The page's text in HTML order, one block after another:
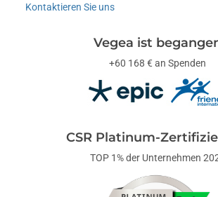
Kontaktieren Sie uns
Vegea ist
+60 168 € an Spenden
CSR Platinum-
TOP 1% der Unternehmen